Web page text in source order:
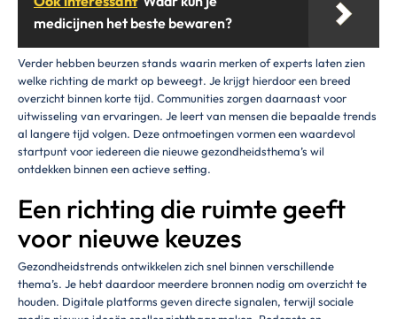
medicijnen het beste bewaren?
Verder hebben beurzen stands waarin merken of experts laten zien
welke richting de markt op beweegt. Je krijgt hierdoor een breed
overzicht binnen korte tijd. Communities zorgen daarnaast voor
uitwisseling van ervaringen. Je leert van mensen die bepaalde trends
al langere tijd volgen. Deze ontmoetingen vormen een waardevol
startpunt voor iedereen die nieuwe gezondheidsthema’s wil
ontdekken binnen een actieve setting.
Een richting die ruimte geeft
voor nieuwe keuzes
Gezondheidstrends ontwikkelen zich snel binnen verschillende
thema’s. Je hebt daardoor meerdere bronnen nodig om overzicht te
houden. Digitale platforms geven directe signalen, terwijl sociale